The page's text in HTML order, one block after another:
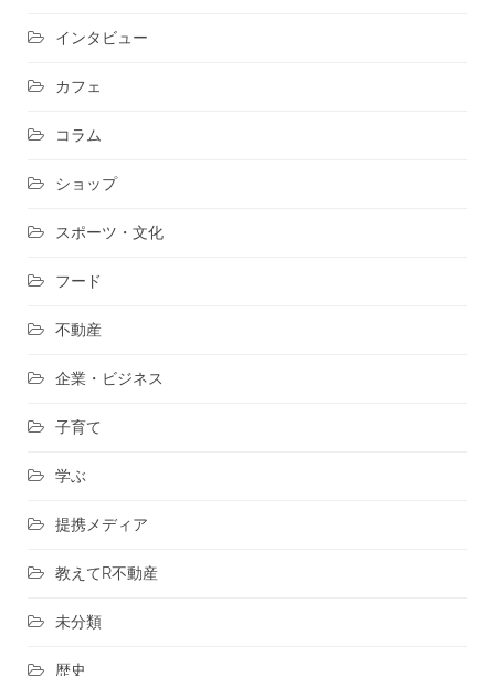
インタビュー
カフェ
コラム
ショップ
スポーツ・文化
フード
不動産
企業・ビジネス
子育て
学ぶ
提携メディア
教えてR不動産
未分類
歴史